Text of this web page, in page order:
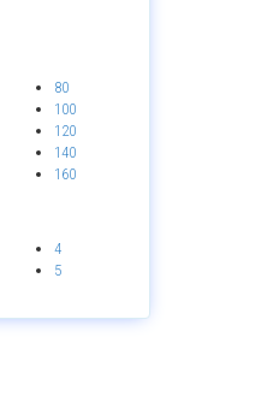
80
100
120
140
160
4
5